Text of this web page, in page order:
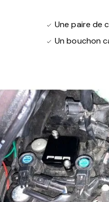
Une paire de
Un bouchon